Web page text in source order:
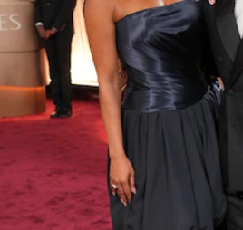
Alicia Silverstone en los Globos de Oro
Priyanka Chopra y Nick Jonas